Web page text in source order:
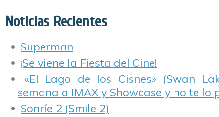
Noticias Recientes
Superman
¡Se viene la Fiesta del Cine!
«El Lago de los Cisnes» (Swan
semana a IMAX y Showcase y no te lo
Sonríe 2 (Smile 2)